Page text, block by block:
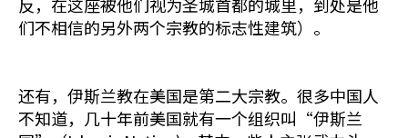
们不相信的另外两个宗教的标志性建筑）。
还有，伊斯兰教在美国是第二大宗教。很多中国人
不知道，几十年前美国就有一个组织叫“伊斯兰